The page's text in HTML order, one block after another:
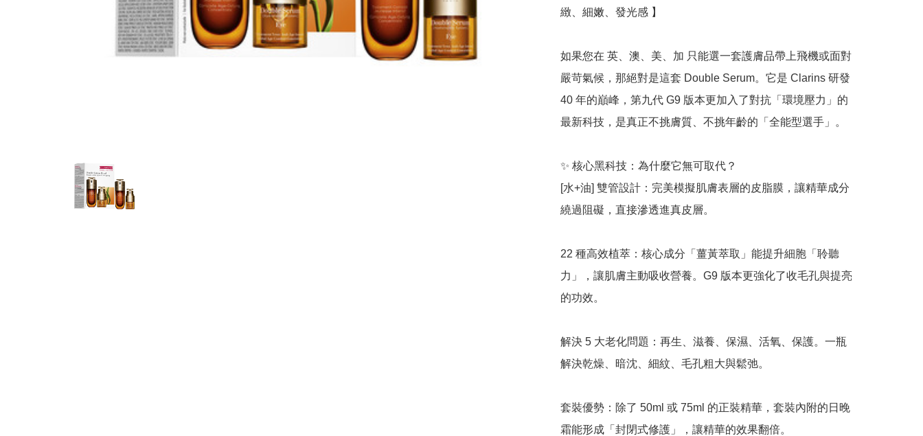
緻、細嫩、發光感 】
如果您在 英、澳、美、加 只能選一套護膚品帶上飛機或面對
嚴苛氣候，那絕對是這套 Double Serum。它是 Clarins 研發
40 年的巔峰，第九代 G9 版本更加入了對抗「環境壓力」的
最新科技，是真正不挑膚質、不挑年齡的「全能型選手」。
✨ 核心黑科技：為什麼它無可取代？
[水+油] 雙管設計：完美模擬肌膚表層的皮脂膜，讓精華成分
繞過阻礙，直接滲透進真皮層。
22 種高效植萃：核心成分「薑黃萃取」能提升細胞「聆聽
力」，讓肌膚主動吸收營養。G9 版本更強化了收毛孔與提亮
的功效。
解決 5 大老化問題：再生、滋養、保濕、活氧、保護。一瓶
解決乾燥、暗沈、細紋、毛孔粗大與鬆弛。
套裝優勢：除了 50ml 或 75ml 的正裝精華，套裝內附的日晚
霜能形成「封閉式修護」，讓精華的效果翻倍。